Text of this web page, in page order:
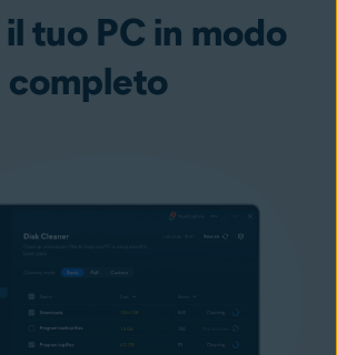
tuo PC in modo
completo